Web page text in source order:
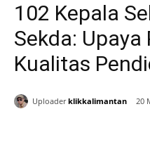
102 Kepala
Sekda:
Kualitas
Uploader klikkalimantan 20